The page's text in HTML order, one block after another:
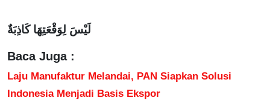
لَيْسَ لِوَقْعَتِهَا كَاذِبَةٌ
Baca Juga :
Laju Manufaktur Melandai, PAN Siapkan Solusi
Indonesia Menjadi Basis Ekspor